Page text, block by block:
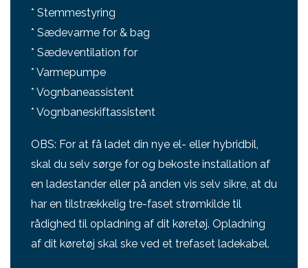
* Stemmestyring
* Sædevarme for & bag
* Sædeventilation for
* Varmepumpe
* Vognbaneassistent
* Vognbaneskiftassistent
OBS: For at få ladet din nye el- eller hybridbil,
skal du selv sørge for og bekoste installation af
en ladestander eller på anden vis selv sikre, at du
har en tilstrækkelig tre-faset strømkilde til
rådighed til opladning af dit køretøj. Opladning
af dit køretøj skal ske ved et trefaset ladekabel.